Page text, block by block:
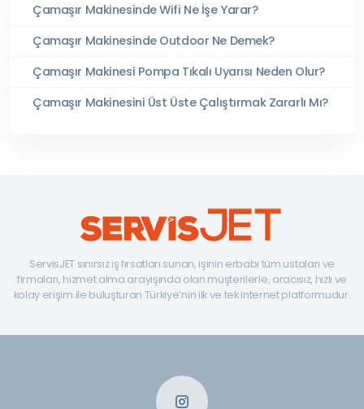
Çamaşır Makinesinde Wifi Ne İşe Yarar?
Çamaşır Makinesinde Outdoor Ne Demek?
Çamaşır Makinesi Pompa Tıkalı Uyarısı Neden Olur?
Çamaşır Makinesini Üst Üste Çalıştırmak Zararlı Mı?
ServisJET sınırsız iş fırsatları sunan, işinin erbabı tüm ustaları ve
firmaları, hizmet alma arayışında olan müşterilerle, aracısız, hızlı ve
kolay erişim ile buluşturan Türkiye’nin ilk ve tek internet platformudur.